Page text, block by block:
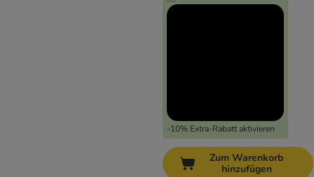
-10% Extra-Rabatt aktivieren
Zum Warenkorb
hinzufügen